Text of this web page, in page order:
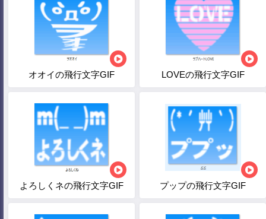
オオイの飛行文字GIF LOVEの飛行文字GIF
よろしくネの飛行文字GIF プップの飛行文字GIF